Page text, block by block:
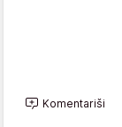
Komentariši